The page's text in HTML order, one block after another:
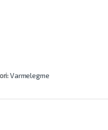
Varmelegme